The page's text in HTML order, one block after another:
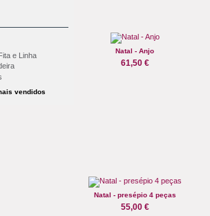
e Linha
vendidos
Natal - Anjo
61,50 €
Natal - presépio 4 peças
55,00 €